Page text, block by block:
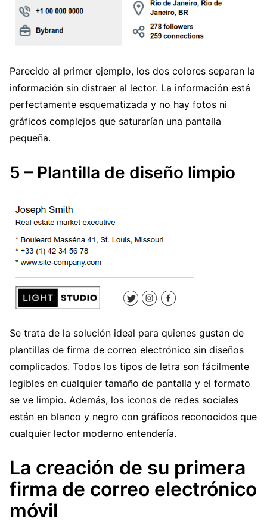
Parecido al primer ejemplo, los dos colores separan la
información sin distraer al lector. La información está
perfectamente esquematizada y no hay fotos ni
gráficos complejos que saturarían una pantalla
pequeña.
5 – Plantilla de diseño limpio
Se trata de la solución ideal para quienes gustan de
plantillas de firma de correo electrónico sin diseños
complicados. Todos los tipos de letra son fácilmente
legibles en cualquier tamaño de pantalla y el formato
se ve limpio. Además, los iconos de redes sociales
están en blanco y negro con gráficos reconocidos que
cualquier lector moderno entendería.
La creación de su primera
firma de correo electrónico
móvil